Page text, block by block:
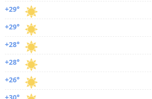
+29°
+29°
+28°
+28°
+26°